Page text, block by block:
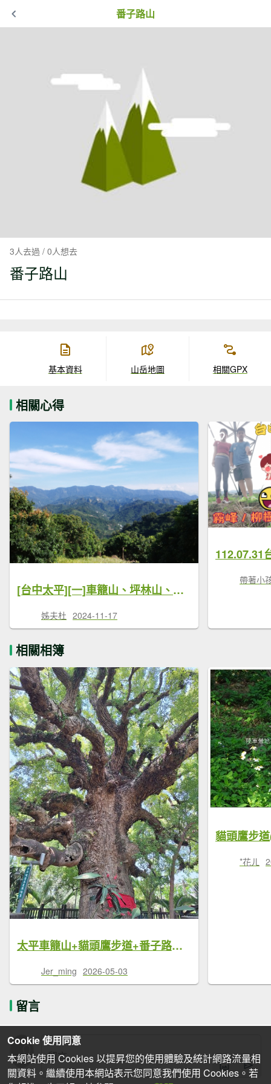
番子路山
3人去過 / 0人想去
番子路山
基本資料 山岳地圖 相關GPX
相關心得
[台中太平][一]車籠山、坪林山、御子山(虎頭山)、番子路山、豬槽山
姊夫杜 2024-11-17
帶著小
相關相簿
太平車籠山+貓頭鷹步道+番子路山+豬槽山20260502
Jer_ming 2026-05-03
貓頭鷹步
*花ㄦ
留言
Cookie 使用同意
本網站使用 Cookies 以提昇您的使用體驗及統計網路流量相
關資料。繼續使用本網站表示您同意我們使用 Cookies。若